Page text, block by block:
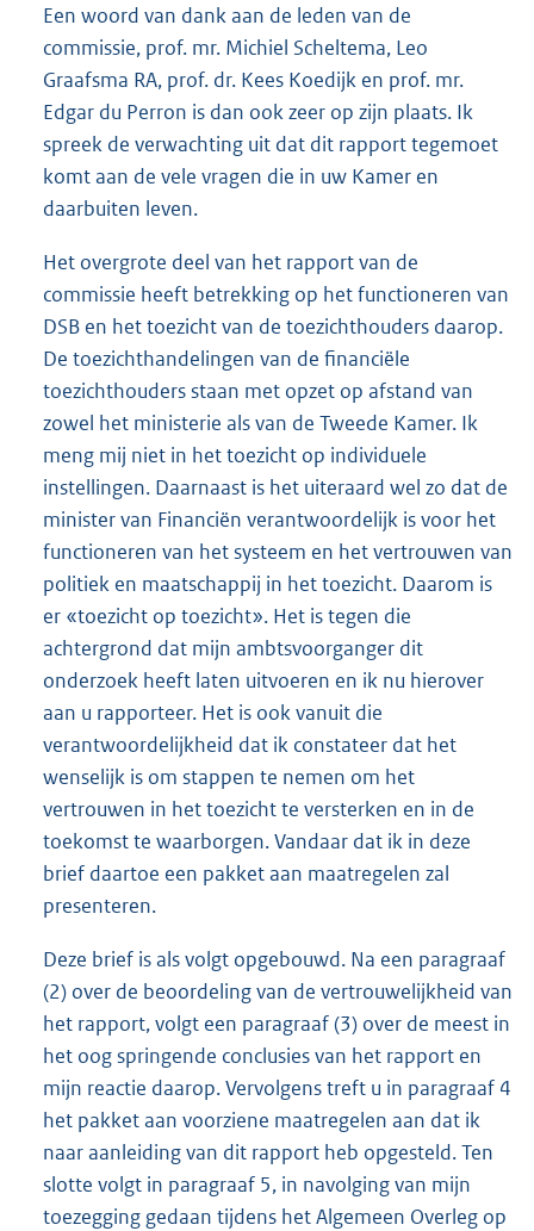
Een woord van dank aan de leden van de
commissie, prof. mr. Michiel Scheltema, Leo
Graafsma RA, prof. dr. Kees Koedijk en prof. mr.
Edgar du Perron is dan ook zeer op zijn plaats. Ik
spreek de verwachting uit dat dit rapport tegemoet
komt aan de vele vragen die in uw Kamer en
daarbuiten leven.
Het overgrote deel van het rapport van de
commissie heeft betrekking op het functioneren van
DSB en het toezicht van de toezichthouders daarop.
De toezichthandelingen van de financiële
toezichthouders staan met opzet op afstand van
zowel het ministerie als van de Tweede Kamer. Ik
meng mij niet in het toezicht op individuele
instellingen. Daarnaast is het uiteraard wel zo dat de
minister van Financiën verantwoordelijk is voor het
functioneren van het systeem en het vertrouwen van
politiek en maatschappij in het toezicht. Daarom is
er «toezicht op toezicht». Het is tegen die
achtergrond dat mijn ambtsvoorganger dit
onderzoek heeft laten uitvoeren en ik nu hierover
aan u rapporteer. Het is ook vanuit die
verantwoordelijkheid dat ik constateer dat het
wenselijk is om stappen te nemen om het
vertrouwen in het toezicht te versterken en in de
toekomst te waarborgen. Vandaar dat ik in deze
brief daartoe een pakket aan maatregelen zal
presenteren.
Deze brief is als volgt opgebouwd. Na een paragraaf
(2) over de beoordeling van de vertrouwelijkheid van
het rapport, volgt een paragraaf (3) over de meest in
het oog springende conclusies van het rapport en
mijn reactie daarop. Vervolgens treft u in paragraaf 4
het pakket aan voorziene maatregelen aan dat ik
naar aanleiding van dit rapport heb opgesteld. Ten
slotte volgt in paragraaf 5, in navolging van mijn
toezegging gedaan tijdens het Algemeen Overleg op